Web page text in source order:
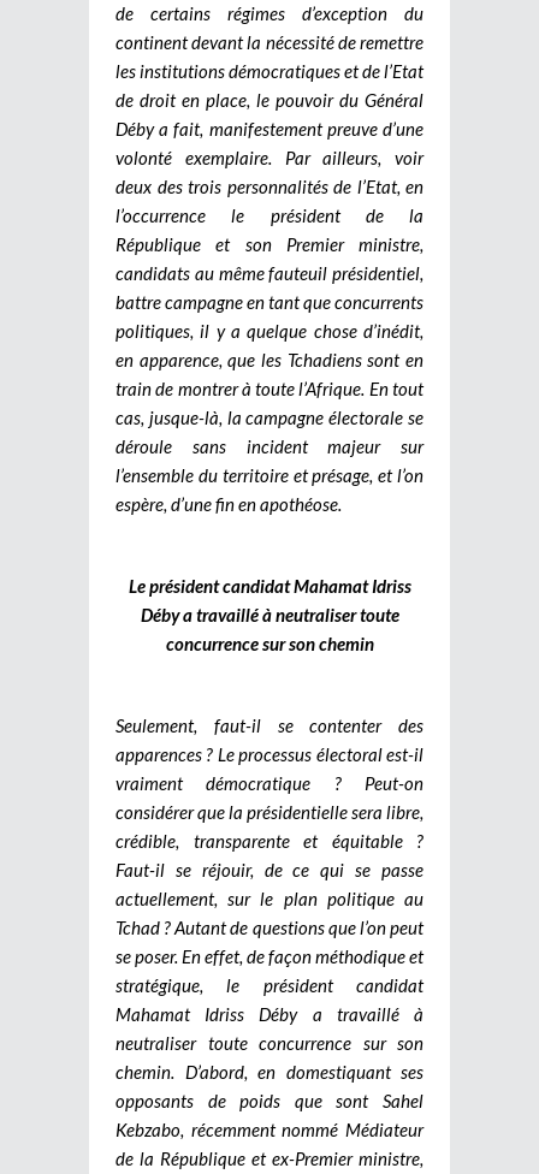
de certains régimes d’exception du
continent devant la nécessité de remettre
les institutions démocratiques et de l’Etat
de droit en place, le pouvoir du Général
Déby a fait, manifestement preuve d’une
volonté exemplaire. Par ailleurs, voir
deux des trois personnalités de l’Etat, en
l’occurrence le président de la
République et son Premier ministre,
candidats au même fauteuil présidentiel,
battre campagne en tant que concurrents
politiques, il y a quelque chose d’inédit,
en apparence, que les Tchadiens sont en
train de montrer à toute l’Afrique. En tout
cas, jusque-là, la campagne électorale se
déroule sans incident majeur sur
l’ensemble du territoire et présage, et l’on
espère, d’une fin en apothéose.
Le président candidat Mahamat Idriss
Déby a travaillé à neutraliser toute
concurrence sur son chemin
Seulement, faut-il se contenter des
apparences ? Le processus électoral est-il
vraiment démocratique ? Peut-on
considérer que la présidentielle sera libre,
crédible, transparente et équitable ?
Faut-il se réjouir, de ce qui se passe
actuellement, sur le plan politique au
Tchad ?Autant de questions que l’on peut
se poser. En effet, de façon méthodique et
stratégique, le président candidat
Mahamat Idriss Déby a travaillé à
neutraliser toute concurrence sur son
chemin. D’abord, en domestiquant ses
opposants de poids que sont Sahel
Kebzabo, récemment nommé Médiateur
de la République et ex-Premier ministre,